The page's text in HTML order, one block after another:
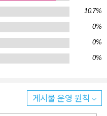
설계자들이나 당국자들은 해
치를 취하지 않았다. “레닌
학습되지 않았다. 원전 운
생산하는 것이었지, 이미 가
었”기 때문이다. 이 사고는
10.7%
0%
0%
0%
게시물 운영 원칙